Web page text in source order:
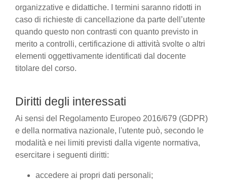
organizzative e didattiche. I termini saranno ridotti in
caso di richieste di cancellazione da parte dell’utente
quando questo non contrasti con quanto previsto in
merito a controlli, certificazione di attività svolte o altri
elementi oggettivamente identificati dal docente
titolare del corso.
Diritti degli interessati
Ai sensi del Regolamento Europeo 2016/679 (GDPR)
e della normativa nazionale, l'utente può, secondo le
modalità e nei limiti previsti dalla vigente normativa,
esercitare i seguenti diritti:
accedere ai propri dati personali;